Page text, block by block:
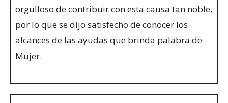
orgulloso de contribuir con esta causa tan noble,
por lo que se dijo satisfecho de conocer los
alcances de las ayudas que brinda palabra de
Mujer.